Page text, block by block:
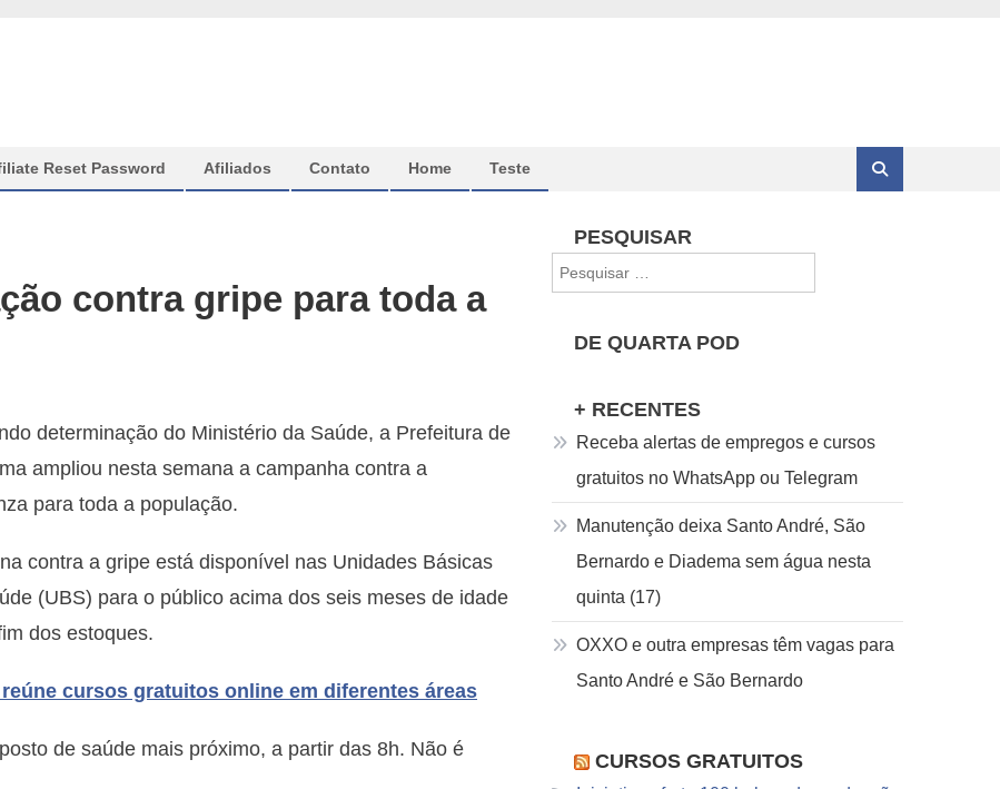
Reset Password Afiliados Contato Home Teste
contra gripe para toda a
determinação do Ministério da Saúde, a Prefeitura de
ampliou nesta semana a campanha contra a
para toda a população.
contra a gripe está disponível nas Unidades Básicas
(UBS) para o público acima dos seis meses de idade
dos estoques.
cursos gratuitos online em diferentes áreas
de saúde mais próximo, a partir das 8h. Não é
PESQUISAR
por:
DE QUARTA POD
+ RECENTES
Receba alertas de empregos e cursos
gratuitos no WhatsApp ou Telegram
Manutenção deixa Santo André, São
Bernardo e Diadema sem água nesta
quinta (17)
OXXO e outra empresas têm vagas para
Santo André e São Bernardo
CURSOS GRATUITOS